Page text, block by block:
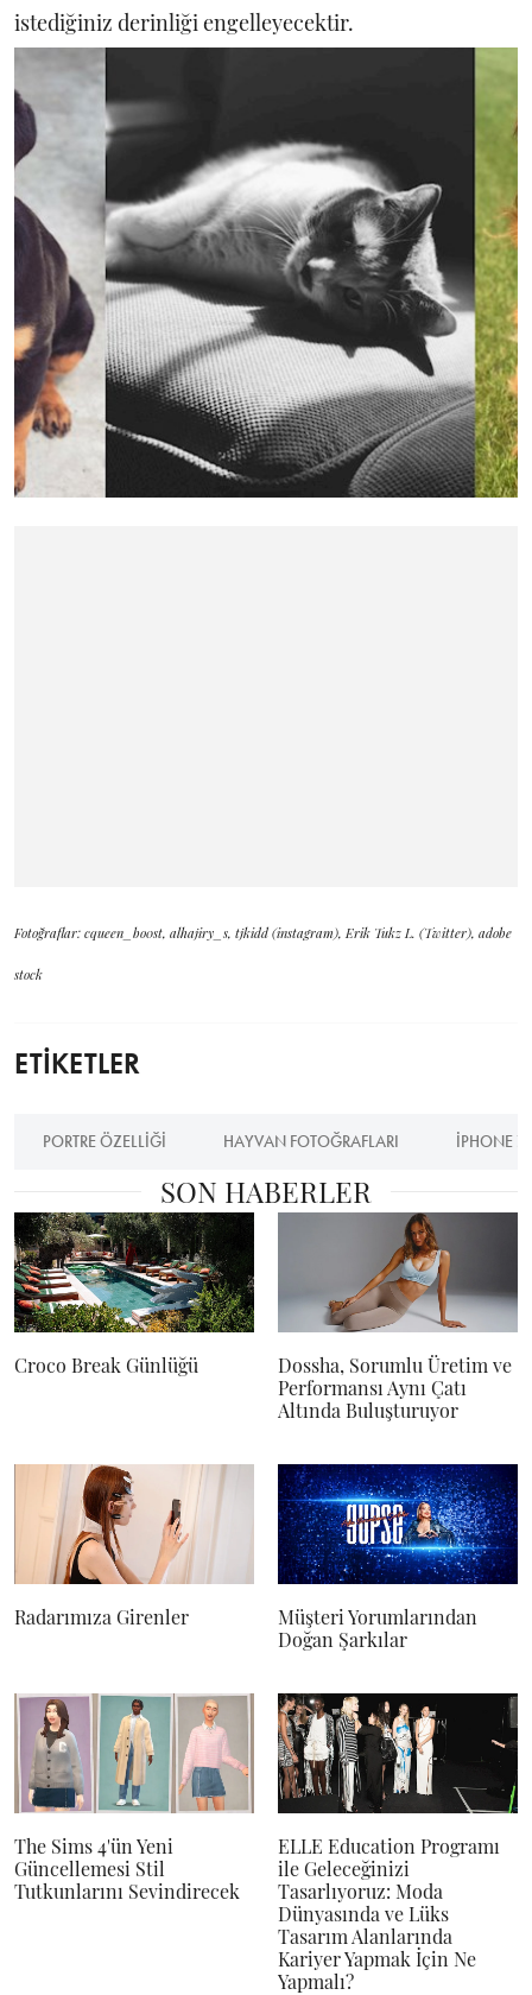
istediğiniz derinliği engelleyecektir.
Fotoğraflar: cqueen_bo0st, alhajiry_s, tjkidd (instagram), Erik Tukz L. (Twitter), adobe
stock
ETİKETLER
PORTRE ÖZELLIĞI HAYVAN FOTOĞRAFLARI IPHONE 7
SON HABERLER
Croco Break Günlüğü
Dossha, Sorumlu Üretim ve
Performansı Aynı Çatı
Altında Buluşturuyor
Radarımıza Girenler
Müşteri Yorumlarından
Doğan Şarkılar
The Sims 4'ün Yeni
Güncellemesi Stil
Tutkunlarını Sevindirecek
ELLE Education Programı
ile Geleceğinizi
Tasarlıyoruz: Moda
Dünyasında ve Lüks
Tasarım Alanlarında
Kariyer Yapmak İçin Ne
Yapmalı?